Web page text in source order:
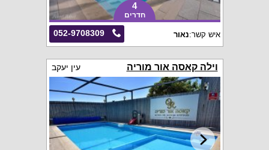
4
חדרים
052-9708309 איש קשר:נאור
וילה קאסה אור מוריה עין יעקב